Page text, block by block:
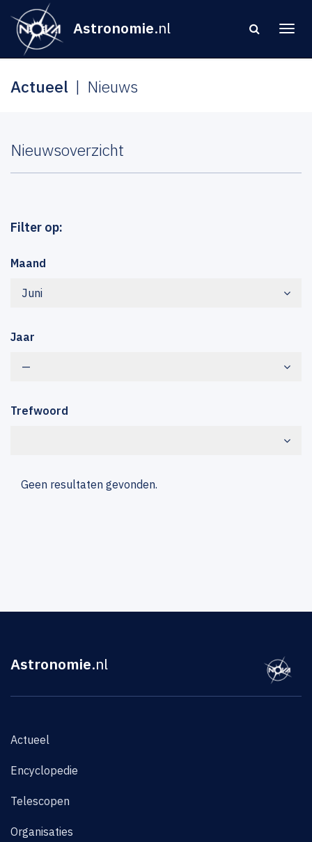
Astronomie.nl
Actueel Nieuws
Nieuwsoverzicht
Filter op:
Maand
Juni
Jaar
—
Trefwoord
Geen resultaten gevonden.
Astronomie.nl
Actueel
Encyclopedie
Telescopen
Organisaties